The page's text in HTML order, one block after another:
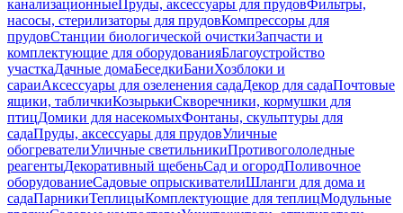
канализационныеПруды, аксессуары для прудовФильтры,
насосы, стерилизаторы для прудовКомпрессоры для
прудовСтанции биологической очисткиЗапчасти и
комплектующие для оборудованияБлагоустройство
участкаДачные домаБеседкиБаниХозблоки и
сараиАксессуары для озеленения садаДекор для садаПочтовые
ящики, табличкиКозырькиСкворечники, кормушки для
птицДомики для насекомыхФонтаны, скульптуры для
садаПруды, аксессуары для прудовУличные
обогревателиУличные светильникиПротивогололедные
реагентыДекоративный щебеньСад и огородПоливочное
оборудованиеСадовые опрыскивателиШланги для дома и
садаПарникиТеплицыКомплектующие для теплицМодульные